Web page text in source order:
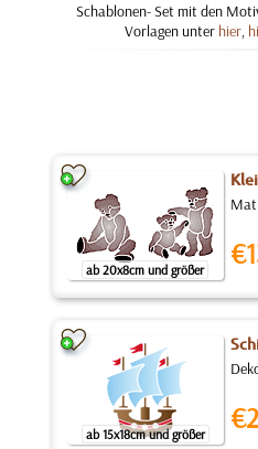
Schablonen- Set mit den
Vorlagen unter hier,
ab 20x8cm und größer
ab 15x18cm und größer